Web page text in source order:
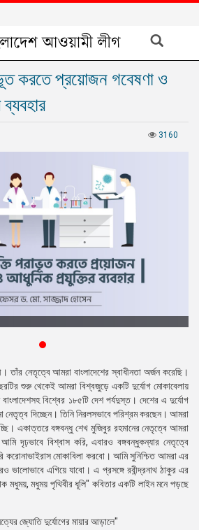
করতে প্রয়োজন গবেষণা ও
3160
তাঁর নেতৃত্বে আমরা বাংলাদেশের স্বাধীনতা অর্জন করেছি।
শুরু থেকেই আমরা বিশ্বজুড়ে একটি দুর্যোগ মোকাবেলায়
বিশ্বের ১৮৫টি দেশ পর্যদুস্ত। দেশের এ দুর্যোগ
নেতৃত্ব দিচ্ছেন। তিনি নিরলসভাবে পরিশ্রম করছেন। আমরা
একাত্তরে বঙ্গবন্ধু শেখ মুজিবুর রহমানের নেতৃত্বে আমরা
আমি দৃঢ়ভাবে বিশ্বাস করি, এবারও বঙ্গবন্ধুকন্যার নেতৃত্বে
করোনাভাইরাস মোকাবিলা করবো। আমি সুনিশ্চিত আমরা এর
ভালোভাবে এগিয়ে যাবো। এ প্রসঙ্গে রবীন্দ্রনাথ ঠাকুর এর
মধুময় পৃথিবীর ধূলি" কবিতার একটি লাইন মনে পড়ছে
জ্যোতি দুর্যোগের মায়ার আড়ালে"